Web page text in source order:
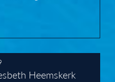
Heemskerk